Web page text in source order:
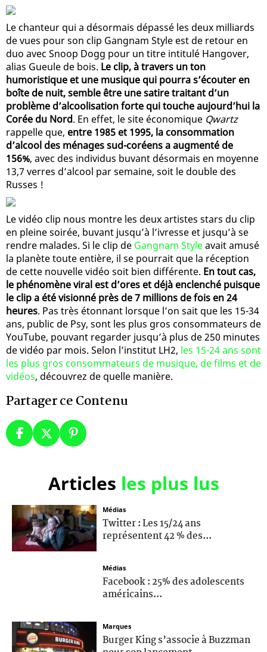
Le chanteur qui a désormais dépassé les deux milliards
de vues pour son clip Gangnam Style est de retour en
duo avec Snoop Dogg pour un titre intitulé Hangover,
alias Gueule de bois. Le clip, à travers un ton
humoristique et une musique qui pourra s’écouter en
boîte de nuit, semble être une satire traitant d’un
problème d’alcoolisation forte qui touche aujourd’hui la
Corée du Nord. En effet, le site économique Qwartz
rappelle que, entre 1985 et 1995, la consommation
d’alcool des ménages sud-coréens a augmenté de
156%, avec des individus buvant désormais en moyenne
13,7 verres d’alcool par semaine, soit le double des
Russes !
Le vidéo clip nous montre les deux artistes stars du clip
en pleine soirée, buvant jusqu’à l’ivresse et jusqu’à se
rendre malades. Si le clip de Gangnam Styleavait amusé
la planète toute entière, il se pourrait que la réception
de cette nouvelle vidéo soit bien différente. En tout cas,
le phénomène viral est d’ores et déjà enclenché puisque
le clip a été visionné près de 7 millions de fois en 24
heures. Pas très étonnant lorsque l’on sait que les 15-34
ans, public de Psy, sont les plus gros consommateurs de
YouTube, pouvant regarder jusqu’à plus de 250 minutes
de vidéo par mois. Selon l’institut LH2, les 15-24 ans sont
les plus gros consommateurs de musique, de films et de
vidéos, découvrez de quelle manière.
Partager ce Contenu
Articles les plus lus
Médias
Twitter : Les 15/24 ans
représentent 42 % des...
Médias
Facebook : 25% des adolescents
américains...
Marques
Burger King s’associe à Buzzman